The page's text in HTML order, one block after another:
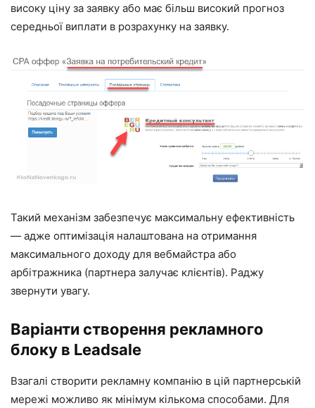
високу ціну за заявку або має більш високий прогноз
середньої виплати в розрахунку на заявку.
Такий механізм забезпечує максимальну ефективність
— адже оптимізація налаштована на отримання
максимального доходу для вебмайстра або
арбітражника (партнера залучає клієнтів). Раджу
звернути увагу.
Варіанти створення рекламного
блоку в Leadsale
Взагалі створити рекламну компанію в цій партнерській
мережі можливо як мінімум кількома способами. Для